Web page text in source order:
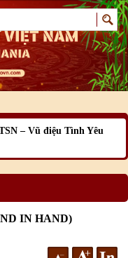
– Vũ điệu Tình Yêu
IN HAND)